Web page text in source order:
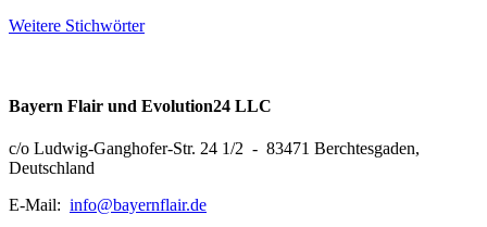
Weitere Stichwörter
Bayern Flair und Evolution24 LLC
c/o Ludwig-Ganghofer-Str. 24 1/2 - 83471 Berchtesgaden,
Deutschland
E-Mail: info@bayernflair.de